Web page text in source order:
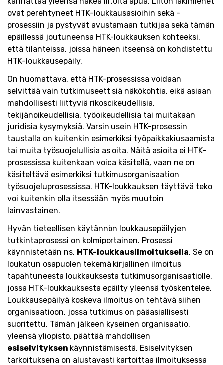
ovat perehtyneet HTK-loukkausasioihin sekä -
prosessiin ja pystyvät avustamaan tutkijaa sekä tämän
epäillessä joutuneensa HTK-loukkauksen kohteeksi,
että tilanteissa, joissa häneen itseensä on kohdistettu
HTK-loukkausepäily.
On huomattava, että HTK-prosessissa voidaan
selvittää vain tutkimuseettisiä näkökohtia, eikä asiaan
mahdollisesti liittyviä rikosoikeudellisia,
tekijänoikeudellisia, työoikeudellisia tai muitakaan
juridisia kysymyksiä. Varsin usein HTK-prosessin
taustalla on kuitenkin esimerkiksi työpaikkakiusaamista
tai muita työsuojelullisia asioita. Näitä asioita ei HTK-
prosessissa kuitenkaan voida käsitellä, vaan ne on
käsiteltävä esimerkiksi tutkimusorganisaation
työsuojeluprosessissa. HTK-loukkauksen täyttävä teko
voi kuitenkin olla itsessään myös muutoin
lainvastainen.
Hyvän tieteellisen käytännön loukkausepäilyjen
tutkintaprosessi on kolmiportainen. Prosessi
käynnistetään ns. HTK-loukkausilmoituksella. Se on
loukatun osapuolen tekemä kirjallinen ilmoitus
tapahtuneesta loukkauksesta tutkimusorganisaatiolle,
jossa HTK-loukkauksesta epäilty yleensä työskentelee.
Loukkausepäilyä koskeva ilmoitus on tehtävä siihen
organisaatioon, jossa tutkimus on pääasiallisesti
suoritettu. Tämän jälkeen kyseinen organisaatio,
yleensä yliopisto, päättää mahdollisen
esiselvityksen käynnistämisestä. Esiselvityksen
tarkoituksena on alustavasti kartoittaa ilmoituksessa